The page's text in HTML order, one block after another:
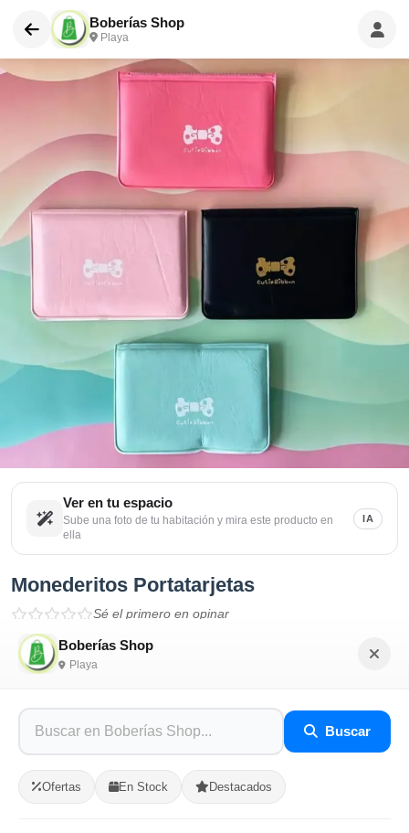
Boberías Shop
Playa
Boberías Shop
Playa
Buscar
Ofertas En Stock Destacados
Ver en tu espacio
Sube una foto de tu habitación y mira este producto en
ella
IA
Monederitos Portatarjetas
Sé el primero en opinar
SKU: BOBE-1E4DC2EA
$600.00
Listo para Entregar